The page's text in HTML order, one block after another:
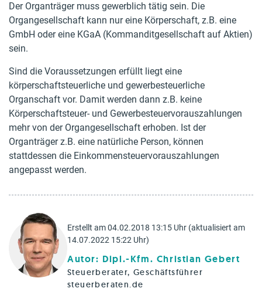
Der Organträger muss gewerblich tätig sein. Die
Organgesellschaft kann nur eine Körperschaft, z.B. eine
GmbH oder eine KGaA (Kommanditgesellschaft auf Aktien)
sein.
Sind die Voraussetzungen erfüllt liegt eine
körperschaftsteuerliche und gewerbesteuerliche
Organschaft vor. Damit werden dann z.B. keine
Körperschaftsteuer- und Gewerbesteuervorauszahlungen
mehr von der Organgesellschaft erhoben. Ist der
Organträger z.B. eine natürliche Person, können
stattdessen die Einkommensteuervorauszahlungen
angepasst werden.
Erstellt am 04.02.2018 13:15 Uhr (aktualisiert am
14.07.2022 15:22 Uhr)
Autor: Dipl.-Kfm. Christian Gebert
Steuerberater, Geschäftsführer
steuerberaten.de